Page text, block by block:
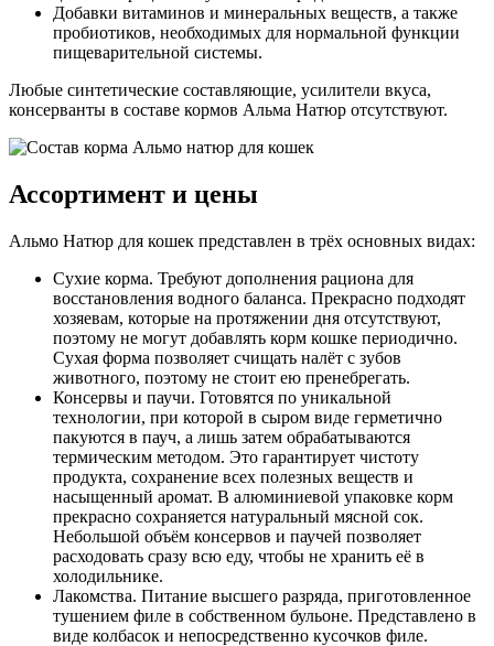
Добавки витаминов и минеральных веществ, а также
пробиотиков, необходимых для нормальной функции
пищеварительной системы.
Любые синтетические составляющие, усилители вкуса,
консерванты в составе кормов Альма Натюр отсутствуют.
Ассортимент и цены
Альмо Натюр для кошек представлен в трёх основных видах:
Сухие корма. Требуют дополнения рациона для
восстановления водного баланса. Прекрасно подходят
хозяевам, которые на протяжении дня отсутствуют,
поэтому не могут добавлять корм кошке периодично.
Сухая форма позволяет счищать налёт с зубов
животного, поэтому не стоит ею пренебрегать.
Консервы и паучи. Готовятся по уникальной
технологии, при которой в сыром виде герметично
пакуются в пауч, а лишь затем обрабатываются
термическим методом. Это гарантирует чистоту
продукта, сохранение всех полезных веществ и
насыщенный аромат. В алюминиевой упаковке корм
прекрасно сохраняется натуральный мясной сок.
Небольшой объём консервов и паучей позволяет
расходовать сразу всю еду, чтобы не хранить её в
холодильнике.
Лакомства. Питание высшего разряда, приготовленное
тушением филе в собственном бульоне. Представлено в
виде колбасок и непосредственно кусочков филе.